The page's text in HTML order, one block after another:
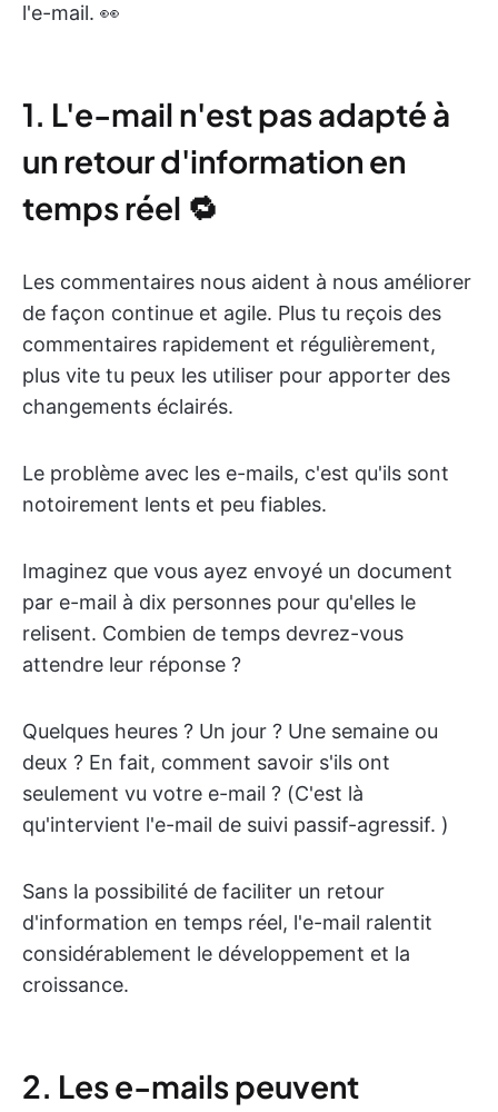
l'e-mail. 👀
1. L'e-mail n'est pas adapté à
un retour d'information en
temps réel 🔁
Les commentaires nous aident à nous améliorer
de façon continue et agile. Plus tu reçois des
commentaires rapidement et régulièrement,
plus vite tu peux les utiliser pour apporter des
changements éclairés.
Le problème avec les e-mails, c'est qu'ils sont
notoirement lents et peu fiables.
Imaginez que vous ayez envoyé un document
par e-mail à dix personnes pour qu'elles le
relisent. Combien de temps devrez-vous
attendre leur réponse ?
Quelques heures ? Un jour ? Une semaine ou
deux ? En fait, comment savoir s'ils ont
seulement vu votre e-mail ? (C'est là
qu'intervient l'e-mail de suivi passif-agressif. )
Sans la possibilité de faciliter un retour
d'information en temps réel, l'e-mail ralentit
considérablement le développement et la
croissance.
2. Les e-mails peuvent